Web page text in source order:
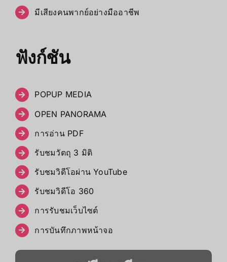
มีเสียงคนพากย์อย่างมืออาชีพ
ฟังก์ชัน
POPUP MEDIA
OPEN PANORAMA
การอ่าน PDF
รับชมวัตถุ 3 มิติ
รับชมวิดีโอผ่าน YouTube
รับชมวิดีโอ 360
การรับชมเว็บไซต์
การบันทึกภาพหน้าจอ